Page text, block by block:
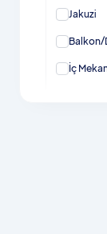
Jakuzi
Balkon/
İç